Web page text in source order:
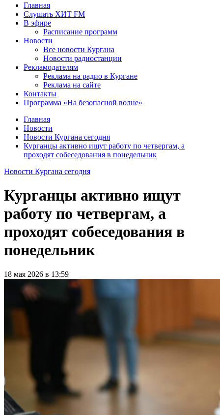
Главная
Слушать ХИТ FM
В эфире
Расписание программ
Новости
Все новости Кургана
Новости радиостанции
Рекламодателям
Реклама на радио в Кургане
Реклама на сайте
Контакты
Программа «На безопасной волне»
Главная
Новости
Новости Кургана сегодня
Курганцы активно ищут работу по четвергам, а
проходят собеседования в понедельник
Новости Кургана сегодня
Курганцы активно ищут
работу по четвергам, а
проходят собеседования в
понедельник
18 мая 2026 в 13:59